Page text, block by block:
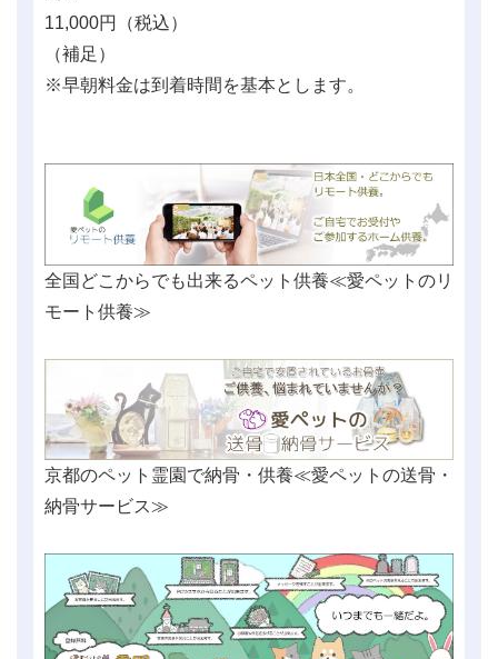
11,000円（税込）
（補足）
※早朝料金は到着時間を基本とします。
全国どこからでも出来るペット供養≪愛ペットのリ
モート供養≫
京都のペット霊園で納骨・供養≪愛ペットの送骨・
納骨サービス≫